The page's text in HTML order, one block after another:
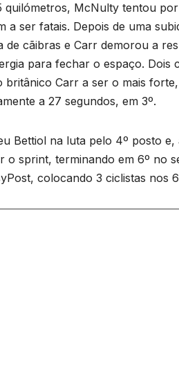
quilómetros, McNulty tentou
a ser fatais. Depois de uma
de cãibras e Carr demorou a
para fechar o espaço.
britânico Carr a ser o mais
a 27 segundos, em 3º.
Bettiol na luta pelo 4º posto
o sprint, terminando em 6º no
colocando 3 ciclistas nos